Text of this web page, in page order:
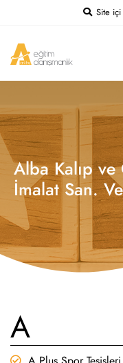
Site
Alba Kalıp
İmalat San.
A